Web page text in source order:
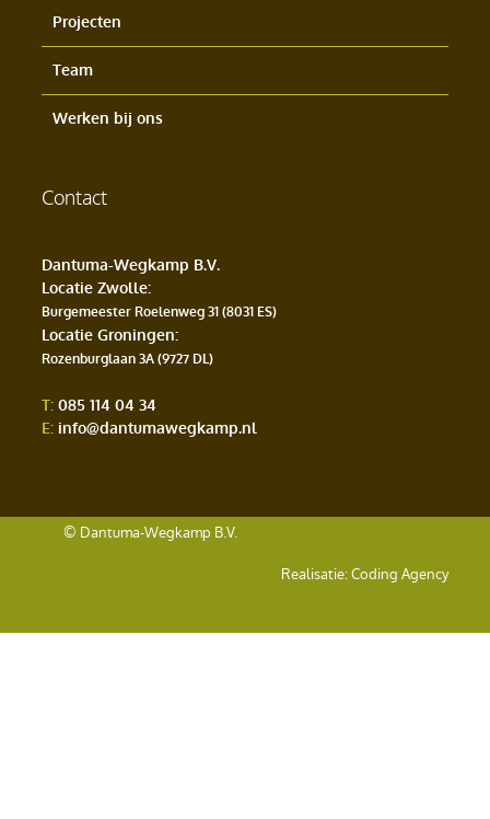
Projecten
Team
Werken bij ons
Contact
Dantuma-Wegkamp B.V.
Locatie Zwolle:
Burgemeester Roelenweg 31 (8031 ES)
Locatie Groningen:
Rozenburglaan 3A (9727 DL)
T: 085 114 04 34
E: info@dantumawegkamp.nl
© Dantuma-Wegkamp B.V.
Realisatie:Coding Agency